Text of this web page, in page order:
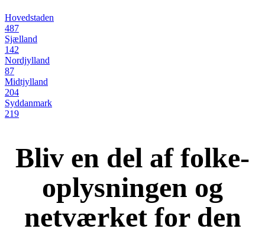
Hovedstaden
487
Sjælland
142
Nordjylland
87
Midtjylland
204
Syddanmark
219
Bliv en del af folke-
oplysningen og
netværket for den